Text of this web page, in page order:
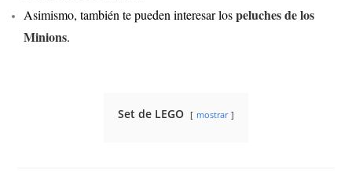
Asimismo, también te pueden interesar lospeluches de los
Minions.
Set de LEGO mostrar